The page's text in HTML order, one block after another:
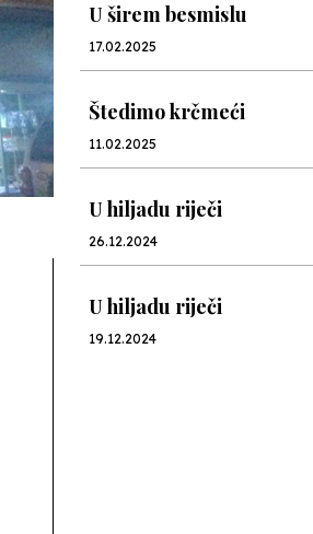
U širem besmislu
17.02.2025
Štedimo krčmeći
11.02.2025
U hiljadu riječi
26.12.2024
U hiljadu riječi
19.12.2024